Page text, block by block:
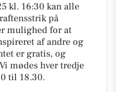
kl. 16:30 kan alle
på
mulighed for at
af andre og
er gratis, og
mødes hver tredje
til 18.30.